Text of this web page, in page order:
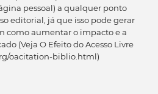
pessoal) a qualquer ponto
editorial, já que isso pode gerar
como aumentar o impacto e a
(Veja O Efeito do Acesso Livre
oacitation-biblio.html)